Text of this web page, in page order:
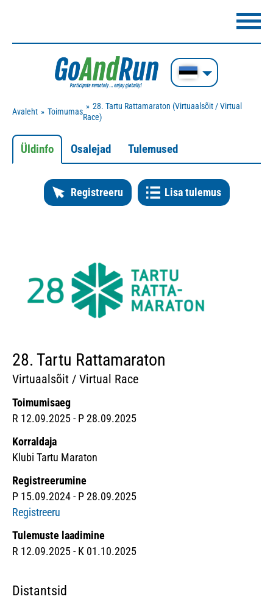
Avaleht Toimumas
28. Tartu Rattamaraton (Virtuaalsõit / Virtual
Race)
Üldinfo Osalejad Tulemused
Registreeru Lisa tulemus
28. Tartu Rattamaraton
Virtuaalsõit / Virtual Race
Toimumisaeg
R 12.09.2025 - P 28.09.2025
Korraldaja
Klubi Tartu Maraton
Registreerumine
P 15.09.2024 - P 28.09.2025
Registreeru
Tulemuste laadimine
R 12.09.2025 - K 01.10.2025
Distantsid